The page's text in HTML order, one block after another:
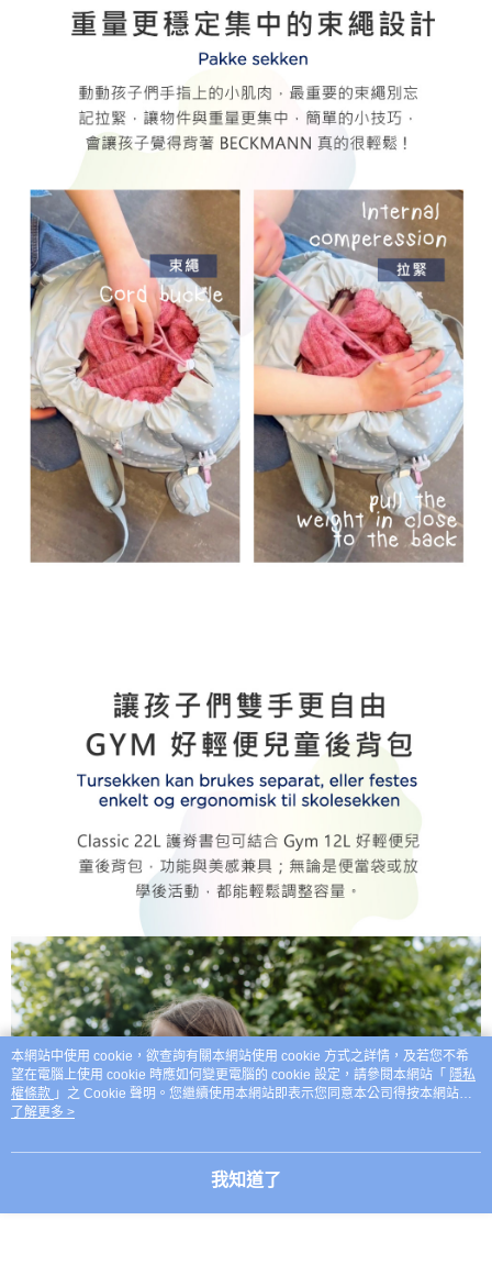
本網站中使用 cookie，欲查詢有關本網站使用 cookie 方式之詳情，及若您不希
望在電腦上使用 cookie 時應如何變更電腦的 cookie 設定，請參閱本網站「 隱私
權條款 」之 Cookie 聲明。您繼續使用本網站即表示您同意本公司得按本網站使
用條款之 Cookie 聲明使用 cookie。
了解更多 >
我知道了